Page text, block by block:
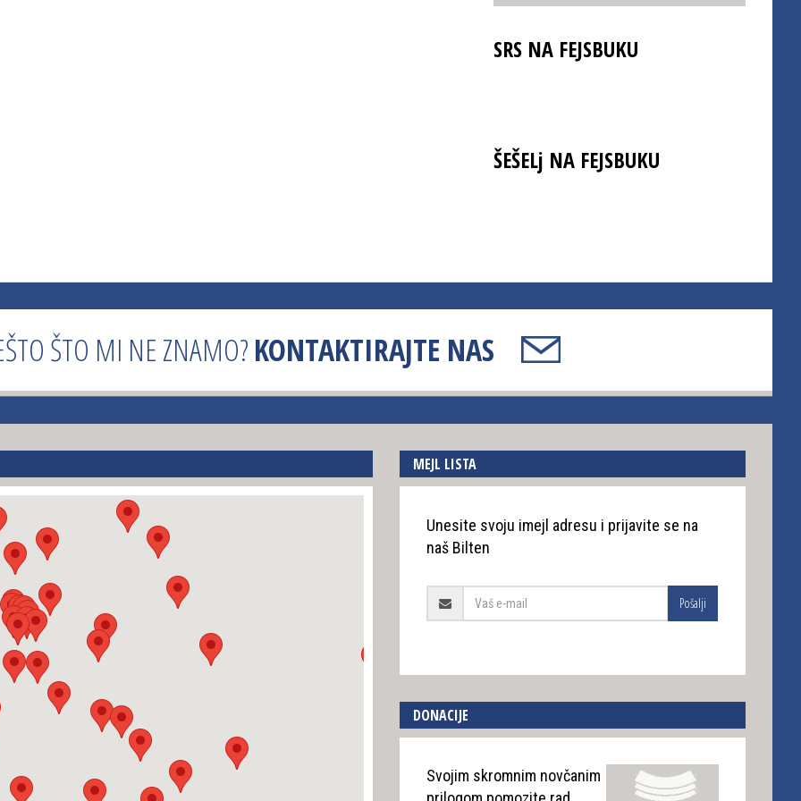
SRS NA FEJSBUKU
ŠEŠELj NA FEJSBUKU
ŠTO MI NE ZNAMO?KONTAKTIRAJTE NAS
MEJL LISTA
Unesite svoju imejl adresu i prijavite se na
naš Bilten
Pošalji
DONACIJE
Svojim skromnim novčanim